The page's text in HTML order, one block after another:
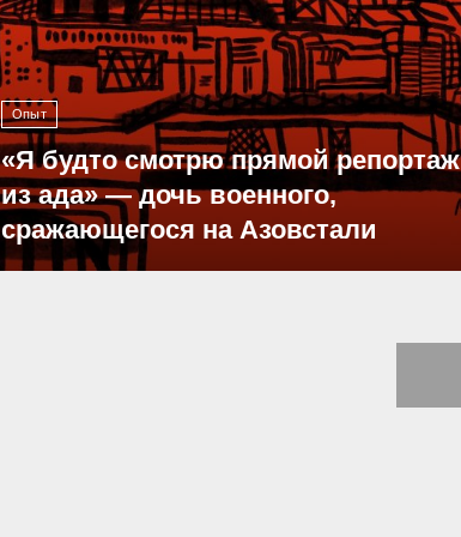
Опыт
«Я будто смотрю прямой репортаж
из ада» — дочь военного,
сражающегося на Азовстали